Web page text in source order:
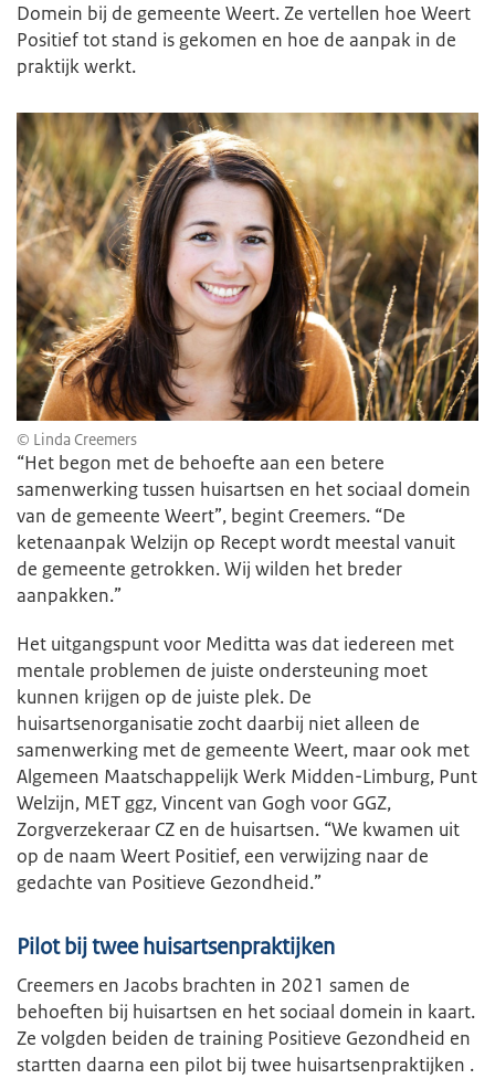
Domein bij de gemeente Weert. Ze vertellen hoe Weert
Positief tot stand is gekomen en hoe de aanpak in de
praktijk werkt.
© Linda Creemers
“Het begon met de behoefte aan een betere
samenwerking tussen huisartsen en het sociaal domein
van de gemeente Weert”, begint Creemers. “De
ketenaanpak Welzijn op Recept wordt meestal vanuit
de gemeente getrokken. Wij wilden het breder
aanpakken.”
Het uitgangspunt voor Meditta was dat iedereen met
mentale problemen de juiste ondersteuning moet
kunnen krijgen op de juiste plek. De
huisartsenorganisatie zocht daarbij niet alleen de
samenwerking met de gemeente Weert, maar ook met
Algemeen Maatschappelijk Werk Midden-Limburg, Punt
Welzijn, MET ggz, Vincent van Gogh voor GGZ,
Zorgverzekeraar CZ en de huisartsen. “We kwamen uit
op de naam Weert Positief, een verwijzing naar de
gedachte van Positieve Gezondheid.”
Pilot bij twee huisartsenpraktijken
Creemers en Jacobs brachten in 2021 samen de
behoeften bij huisartsen en het sociaal domein in kaart.
Ze volgden beiden de training Positieve Gezondheid en
startten daarna een pilot bij twee huisartsenpraktijken .